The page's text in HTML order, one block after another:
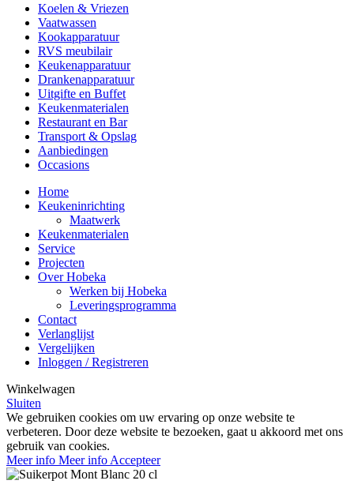
Koelen & Vriezen
Vaatwassen
Kookapparatuur
RVS meubilair
Keukenapparatuur
Drankenapparatuur
Uitgifte en Buffet
Keukenmaterialen
Restaurant en Bar
Transport & Opslag
Aanbiedingen
Occasions
Home
Keukeninrichting
Maatwerk
Keukenmaterialen
Service
Projecten
Over Hobeka
Werken bij Hobeka
Leveringsprogramma
Contact
Verlanglijst
Vergelijken
Inloggen / Registreren
Winkelwagen
Sluiten
We gebruiken cookies om uw ervaring op onze website te
verbeteren. Door deze website te bezoeken, gaat u akkoord met ons
gebruik van cookies.
Meer info Meer info Accepteer